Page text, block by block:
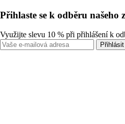
Přihlaste se k odběru našeho
Využijte slevu 10 % při přihlášení k